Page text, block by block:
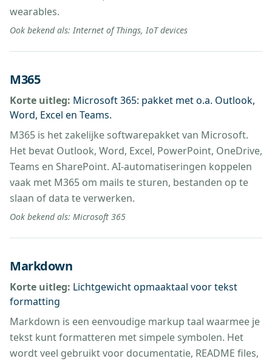
wearables.
Ook bekend als:Internet of Things, IoT devices
M365
Korte uitleg: Microsoft 365: pakket met o.a. Outlook,
Word, Excel en Teams.
M365 is het zakelijke softwarepakket van Microsoft.
Het bevat Outlook, Word, Excel, PowerPoint, OneDrive,
Teams en SharePoint. AI-automatiseringen koppelen
vaak met M365 om mails te sturen, bestanden op te
slaan of data te verwerken.
Ook bekend als: Microsoft 365
Markdown
Korte uitleg: Lichtgewicht opmaaktaal voor tekst
formatting
Markdown is een eenvoudige markup taal waarmee je
tekst kunt formatteren met simpele symbolen. Het
wordt veel gebruikt voor documentatie, README files,